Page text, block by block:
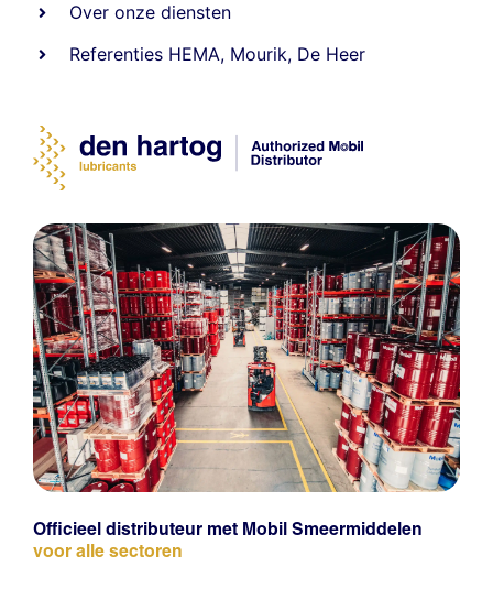
Over onze diensten
Referenties HEMA, Mourik, De Heer
Officieel distributeur met Mobil Smeermiddelen
voor alle sectoren